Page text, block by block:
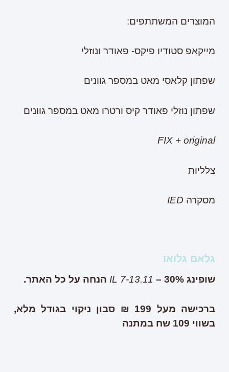
המוצרים המשתתפים:
מייקאפ סטודיו פיקס- פאודר ונוזלי
שפתון קלאסי מאט במספר גוונים
שפתון נוזלי פאודר קיס ורטרו מאט במספר גוונים
FIX + original
צלליות
מסקרה IED
גלאם גלואו
שופינג IL 7-13.11 – 30% הנחה על כל האתר.
ברכישה מעל 199 ₪ סבון ניקוי בגודל מלא,
בשווי 109 שח במתנה